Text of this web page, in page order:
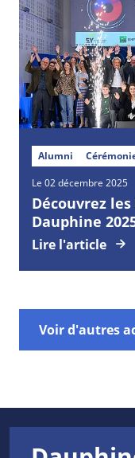
Alumni
Le 02 décembre 2025
Découvrez
Dauphine
Lire l'article
Voir d'autres